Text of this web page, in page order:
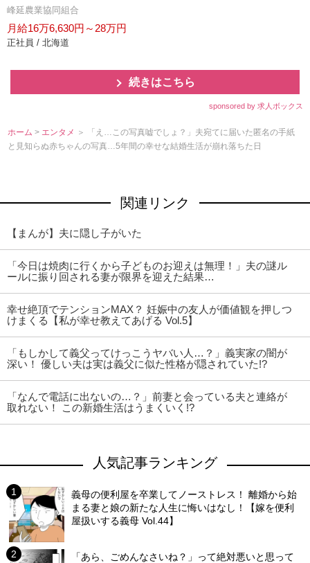
峰延農業協同組合
月給16万6,630円～28万円
正社員 / 北海道
続きはこちら
sponsored by 求人ボックス
ホーム > エンタメ ＞ 「え…この写真嘘でしょ？」夫宛てに届いた匿名の手紙
と見知らぬ赤ちゃんの写真…5年間の幸せな結婚生活が崩れ落ちた日
関連リンク
【まんが】夫に隠し子がいた
「今日は焼肉に行くから子どものお迎えは無理！」夫の謎ル
ールに振り回される妻が限界を迎えた結果…
幸せ絶頂でテンションMAX？ 妊娠中の友人が価値観を押しつ
けまくる【私が幸せ教えてあげる Vol.5】
「もしかして義父ってけっこうヤバい人…？」義実家の闇が
深い！ 優しい夫は実は義父に似た性格が隠されていた!?
「なんで電話に出ないの…？」前妻と会っている夫と連絡が
取れない！ この新婚生活はうまくいく!?
人気記事ランキング
義母の便利屋を卒業してノーストレス！ 離婚から始
まる妻と娘の新たな人生に悔いはなし！【嫁を便利
屋扱いする義母 Vol.44】
「あら、ごめんなさいね？」って絶対悪いと思って